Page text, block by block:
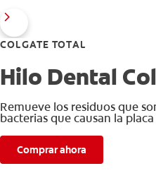
COLGATE TOTAL
Hilo Dental
Remueve los residuos que
bacterias que causan la
Comprar ahora